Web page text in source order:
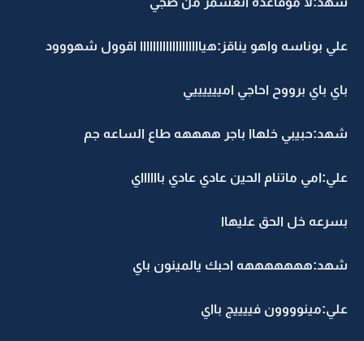
علي بوناسه واهو يناقز:هيااااااااااااااااااا اقوول شهووود
باي باي برووح احاجي امييييييي
شهد:حبيبي خلهاا باجر ههههه طاع الساعه جم
علي:امي ماتنام الحين عادي عادي بااااااي
بسرعه خل الحق عليهاا
شهد:هههههههه احبك يالمينون باي
علي:مينوووون فييييج بااي